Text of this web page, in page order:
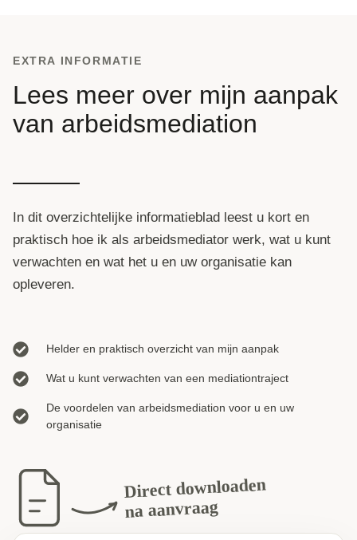
EXTRA INFORMATIE
Lees meer over mijn aanpak
van arbeidsmediation
In dit overzichtelijke informatieblad leest u kort en
praktisch hoe ik als arbeidsmediator werk, wat u kunt
verwachten en wat het u en uw organisatie kan
opleveren.
Helder en praktisch overzicht van mijn aanpak
Wat u kunt verwachten van een mediationtraject
De voordelen van arbeidsmediation voor u en uw
organisatie
Direct downloaden
na aanvraag